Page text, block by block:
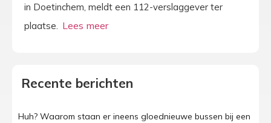
in Doetinchem, meldt een 112-verslaggever ter
plaatse.
Recente berichten
Huh? Waarom staan er ineens gloednieuwe bussen bij een